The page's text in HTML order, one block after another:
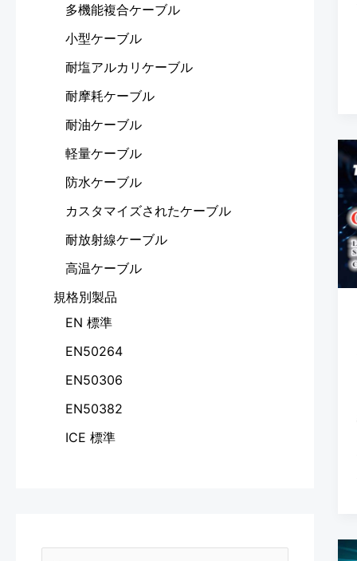
多機能複合ケーブル
小型ケーブル
耐塩アルカリケーブル
耐摩耗ケーブル
耐油ケーブル
軽量ケーブル
防水ケーブル
カスタマイズされたケーブル
耐放射線ケーブル
高温ケーブル
規格別製品
EN 標準
EN50264
EN50306
EN50382
ICE 標準